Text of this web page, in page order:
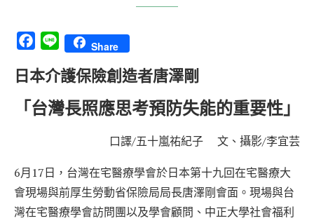
Facebook
Line Share
日本介護保險創造者唐澤剛
「台灣長照應思考預防失能的重要性」
口譯/五十嵐祐紀子 文、攝影/李宜芸
6月17日，台灣在宅醫療學會於日本第十九回在宅醫療大
會現場與前厚生勞動省保險局局長唐澤剛會面。現場與台
灣在宅醫療學會訪問團以及學會顧問、中正大學社會福利